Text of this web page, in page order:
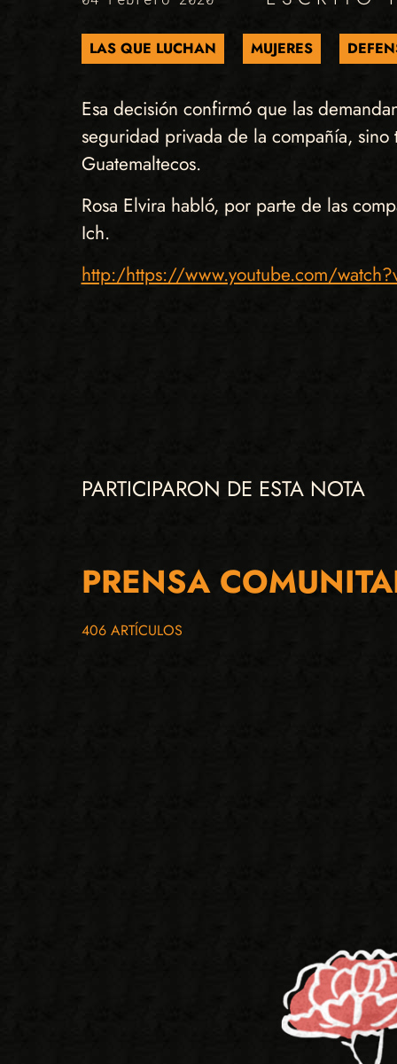
LAS QUE LUCHAN MUJERES
Esa decisión confirmó que las
seguridad privada de la compañía,
Guatemaltecos.
Rosa Elvira habló, por parte de las
Ich.
http:/https://www.youtube.com/
PARTICIPARON DE ESTA NOTA
PRENSA
406 ARTÍCULOS